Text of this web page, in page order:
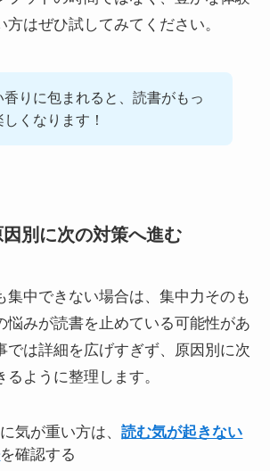
方はぜひ試してみてください。
香りに包まれると、読書がもっ
しくなります！
別に次の対策へ進む
集中できない場合は、集中力そのも
悩みが読書を止めている可能性があ
では詳細を広げすぎず、原因別に次
ように整理します。
気が重い方は、読む気が起きない
を確認する